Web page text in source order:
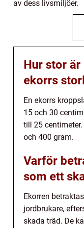
av dess livsmiljöer.
Hur stor
ekorrs
En ekorrs
15 och 30
till 25
och 400 gram.
Varför
som ett
Ekorren
jordbrukare,
skada träd. De